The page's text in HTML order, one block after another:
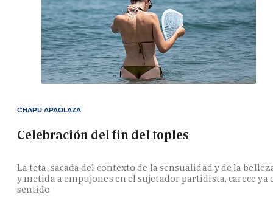
Celebración del fin del toples
La teta, sacada del contexto de la sensualidad y de la
y metida a empujones en el sujetador partidista, carece ya
sentido
CHAPU APAOLAZA